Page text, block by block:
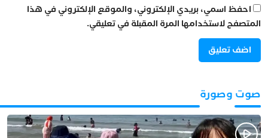
احفظ اسمي، بريدي الإلكتروني، والموقع الإلكتروني في هذا
المتصفح لاستخدامها المرة المقبلة في تعليقي.
صوت وصورة